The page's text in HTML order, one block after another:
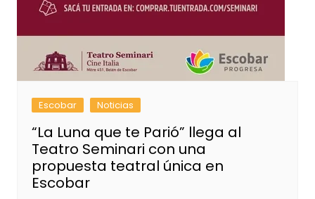
Escobar Noticias
“La Luna que te Parió” llega al
Teatro Seminari con una
propuesta teatral única en
Escobar